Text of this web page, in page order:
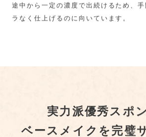
途中から一定の濃度で出続けるため、手
ラなく仕上げるのに向いています。
実力派優秀スポ
ベースメイクを完璧